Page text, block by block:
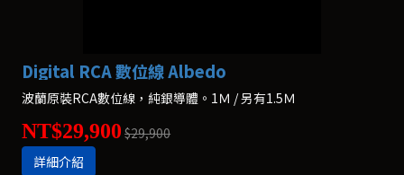
Digital RCA 數位線 Albedo
波蘭原裝RCA數位線，純銀導體。1Ｍ / 另有1.5Ｍ
NT$29,900 $29,900
詳細介紹